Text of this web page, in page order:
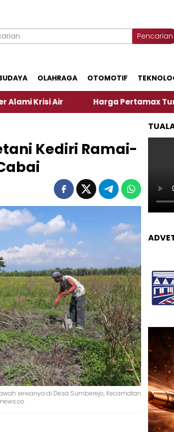
Pencarian
OLAHRAGA OTOMOTIF
Harga Pertamax Turun Per Hari
Kediri Ramai-
sewanya di Desa Sumberejo, Kecamatan